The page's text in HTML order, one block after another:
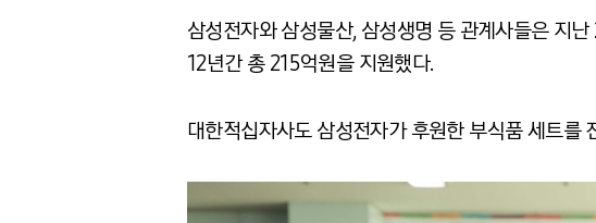
삼성전자와 삼성물산, 삼성생명 등 관계사들은 지
12년간 총 215억원을 지원했다.
대한적십자사도 삼성전자가 후원한 부식품 세트를